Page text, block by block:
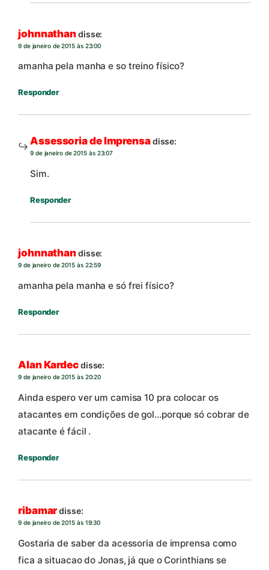
johnnathandisse:
9 de janeiro de 2015 às 23:00
amanha pela manha e so treino físico?
Responder
Assessoria de Imprensadisse:
9 de janeiro de 2015 às 23:07
Sim.
Responder
johnnathandisse:
9 de janeiro de 2015 às 22:59
amanha pela manha e só frei físico?
Responder
Alan Kardecdisse:
9 de janeiro de 2015 às 20:20
Ainda espero ver um camisa 10 pra colocar os
atacantes em condições de gol…porque só cobrar de
atacante é fácil .
Responder
ribamardisse:
9 de janeiro de 2015 às 19:30
Gostaria de saber da acessoria de imprensa como
fica a situacao do Jonas, já que o Corinthians se